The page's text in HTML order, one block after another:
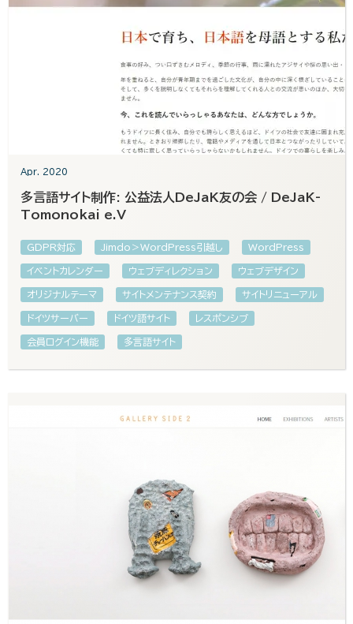
Apr. 2020
多言語サイト制作: 公益法人DeJaK友の会 / DeJaK-
Tomonokai e.V
GDPR対応 Jimdo＞WordPress引越し WordPress
イベントカレンダー ウェブディレクション ウェブデザイン
オリジナルテーマ サイトメンテナンス契約 サイトリニューアル
ドイツサーバー ドイツ語サイト レスポンシブ
会員ログイン機能 多言語サイト